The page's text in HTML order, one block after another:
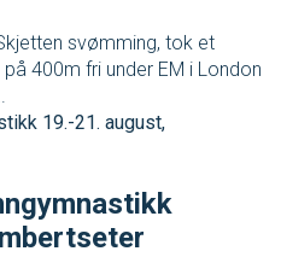
svømming, tok et
400m fri under EM i London